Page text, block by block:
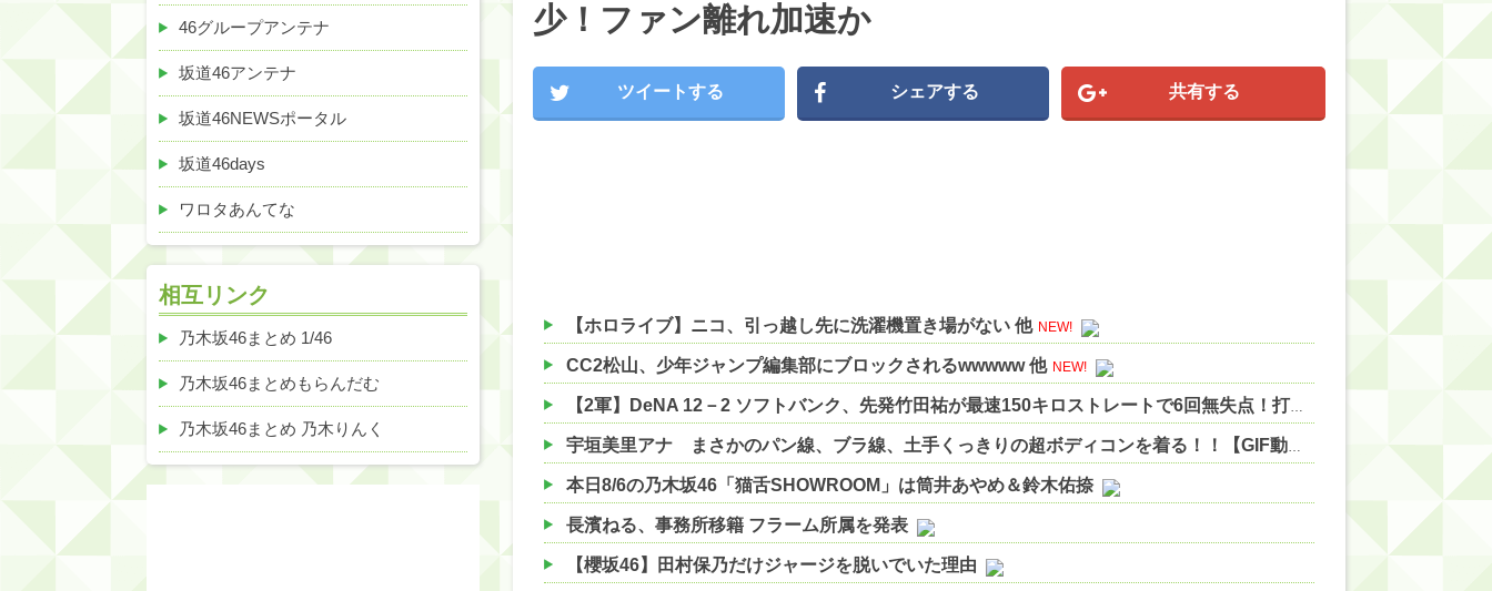
少！ファン離れ加速か
ツイートする シェアする 共有する
【ホロライブ】ニコ、引っ越し先に洗濯機置き場がない 他 NEW!
CC2松山、少年ジャンプ編集部にブロックされるwwwww 他 NEW!
【2軍】DeNA 12－2 ソフトバンク、先発竹田祐が最速150キロストレートで6回無失点！打線は5回6者連続ヒット・全員出塁の9点で圧勝 他
宇垣美里アナ まさかのパン線、ブラ線、土手くっきりの超ボディコンを着る！！【GIF動画あり】
本日8/6の乃木坂46「猫舌SHOWROOM」は筒井あやめ＆鈴木佑捺
長濱ねる、事務所移籍 フラーム所属を発表
【櫻坂46】田村保乃だけジャージを脱いでいた理由
46グループアンテナ
坂道46アンテナ
坂道46NEWSポータル
坂道46days
ワロタあんてな
相互リンク
乃木坂46まとめ 1/46
乃木坂46まとめもらんだむ
乃木坂46まとめ 乃木りんく